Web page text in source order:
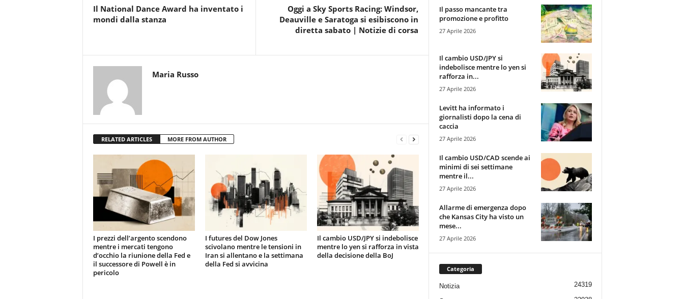
Il National Dance Award ha inventato i
mondi dalla stanza
Oggi a Sky Sports Racing: Windsor,
Deauville e Saratoga si esibiscono in
diretta sabato | Notizie di corsa
Maria Russo
RELATED ARTICLES MORE FROM AUTHOR
I prezzi dell’argento scendono
mentre i mercati tengono
d’occhio la riunione della Fed e
il successore di Powell è in
pericolo
I futures del Dow Jones
scivolano mentre le tensioni in
Iran si allentano e la settimana
della Fed si avvicina
Il cambio USD/JPY si indebolisce
mentre lo yen si rafforza in vista
della decisione della BoJ
Il passo mancante tra
promozione e profitto
27 Aprile 2026
Il cambio USD/JPY si
indebolisce mentre lo yen si
rafforza in...
27 Aprile 2026
Levitt ha informato i
giornalisti dopo la cena di
caccia
27 Aprile 2026
Il cambio USD/CAD scende ai
minimi di sei settimane
mentre il...
27 Aprile 2026
Allarme di emergenza dopo
che Kansas City ha visto un
mese...
27 Aprile 2026
Categoria
Notizia 24319